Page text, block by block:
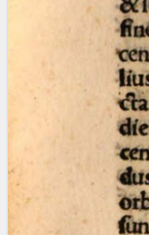
(two percent
placeholder for
than one
blank space (so
at word